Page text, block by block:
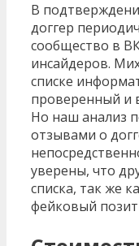
В
доггер
сообщество в
инсайдеров.
списке
проверенный и
Но наш анализ
отзывами о
уверены, что
списка, так же
фейковый